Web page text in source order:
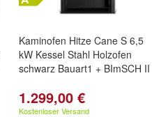
Kaminofen Hitze Cane S 6,5
kW Kessel Stahl Holzofen
schwarz Bauart1 + BImSCH II
1.299,00 €
Kostenloser Versand